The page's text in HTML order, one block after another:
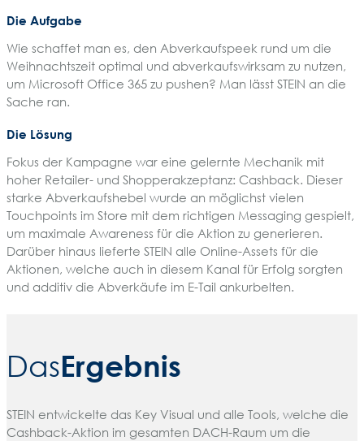
Die Aufgabe
Wie schaffet man es, den Abverkaufspeek rund um die
Weihnachtszeit optimal und abverkaufswirksam zu nutzen,
um Microsoft Office 365 zu pushen? Man lässt STEIN an die
Sache ran.
Die Lösung
Fokus der Kampagne war eine gelernte Mechanik mit
hoher Retailer- und Shopperakzeptanz: Cashback. Dieser
starke Abverkaufshebel wurde an möglichst vielen
Touchpoints im Store mit dem richtigen Messaging gespielt,
um maximale Awareness für die Aktion zu generieren.
Darüber hinaus lieferte STEIN alle Online-Assets für die
Aktionen, welche auch in diesem Kanal für Erfolg sorgten
und additiv die Abverkäufe im E-Tail ankurbelten.
DasErgebnis
STEIN entwickelte das Key Visual und alle Tools, welche die
Cashback-Aktion im gesamten DACH-Raum um die